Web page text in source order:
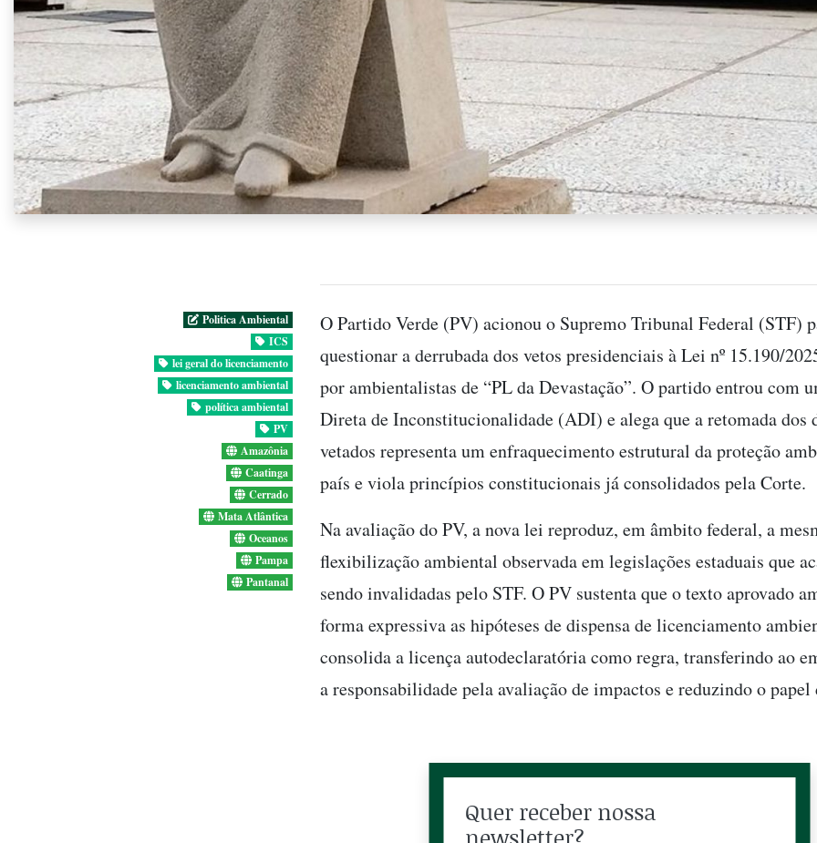
Politica Ambiental
ICS
lei geral do licenciamento
licenciamento ambiental
política ambiental
PV
Amazônia
Caatinga
Cerrado
Mata Atlântica
Oceanos
Pampa
Pantanal
O Partido Verde (PV) acionou o Supremo Tribunal Federal (STF)
questionar a derrubada dos vetos presidenciais à Lei nº 15.190/
por ambientalistas de “PL da Devastação”. O partido entrou com
Direta de Inconstitucionalidade (ADI) e alega que a retomada dos
vetados representa um enfraquecimento estrutural da proteção
país e viola princípios constitucionais já consolidados pela Corte.
Na avaliação do PV, a nova lei reproduz, em âmbito federal, a
flexibilização ambiental observada em legislações estaduais que
sendo invalidadas pelo STF. O PV sustenta que o texto aprovado
forma expressiva as hipóteses de dispensa de licenciamento
consolida a licença autodeclaratória como regra, transferindo ao
a responsabilidade pela avaliação de impactos e reduzindo o papel
Quer receber nossa